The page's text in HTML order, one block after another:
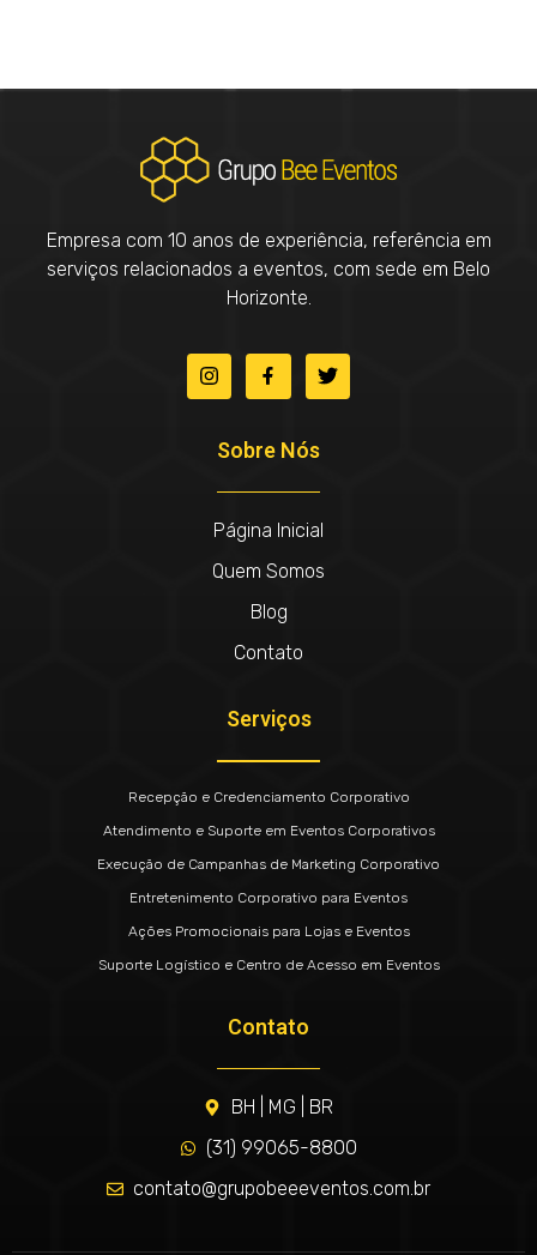
Empresa com 10 anos de experiência, referência em
serviços relacionados a eventos, com sede em Belo
Horizonte.
Sobre Nós
Página Inicial
Quem Somos
Blog
Contato
Serviços
Recepção e Credenciamento Corporativo
Atendimento e Suporte em Eventos Corporativos
Execução de Campanhas de Marketing Corporativo
Entretenimento Corporativo para Eventos
Ações Promocionais para Lojas e Eventos
Suporte Logístico e Centro de Acesso em Eventos
Contato
BH | MG | BR
(31) 99065-8800
contato@grupobeeeventos.com.br